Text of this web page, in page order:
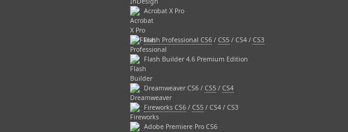
Acrobat X Pro
Flash Professional CS6 / CS5 / CS4 / CS3
Flash Builder 4.6 Premium Edition
Dreamweaver CS6 / CS5 / CS4
Fireworks CS6 / CS5 / CS4 / CS3
Adobe Premiere Pro CS6